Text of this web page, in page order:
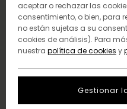
aceptar o rechazar las
consentimiento, o bien, para
no están sujetas a su
cookies de análisis). Para
nuestra política de cookies y
Gestionar